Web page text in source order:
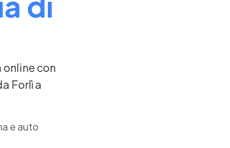
con
Forlì a
e auto